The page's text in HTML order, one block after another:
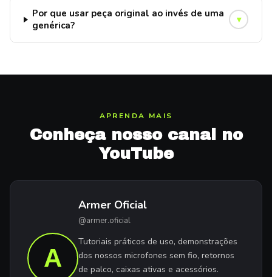
Por que usar peça original ao invés de uma
genérica?
▾
APRENDA MAIS
Conheça nosso canal no
YouTube
A
Armer Oficial
@armer.oficial
Tutoriais práticos de uso, demonstrações
dos nossos microfones sem fio, retornos
de palco, caixas ativas e acessórios.